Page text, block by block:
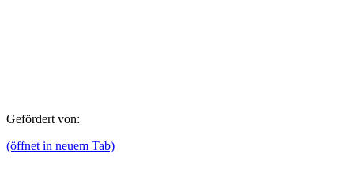
Gefördert von:
(öffnet in neuem Tab)